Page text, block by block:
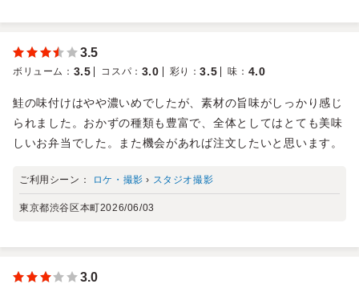
3.5
ボリューム ： 3.5 コスパ ： 3.0 彩り ：3.5 味 ： 4.0
鮭の味付けはやや濃いめでしたが、素材の旨味がしっかり感じ
られました。おかずの種類も豊富で、全体としてはとても美味
しいお弁当でした。また機会があれば注文したいと思います。
ご利用シーン： ロケ・撮影 › スタジオ撮影
東京都渋谷区本町2026/06/03
3.0